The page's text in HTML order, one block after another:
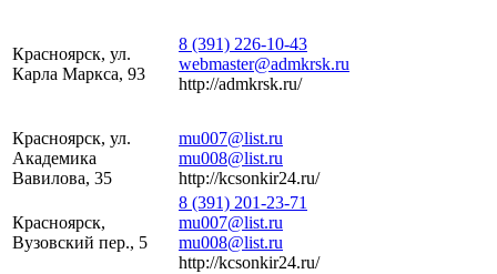
Красноярск, ул.
Карла Маркса, 93
8 (391) 226-10-43
webmaster@admkrsk.ru
http://admkrsk.ru/
Красноярск, ул.
Академика
Вавилова, 35
mu007@list.ru
mu008@list.ru
http://kcsonkir24.ru/
Красноярск,
Вузовский пер., 5
8 (391) 201-23-71
mu007@list.ru
mu008@list.ru
http://kcsonkir24.ru/